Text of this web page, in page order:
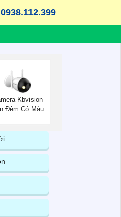
Kbvision
Đêm Có Màu